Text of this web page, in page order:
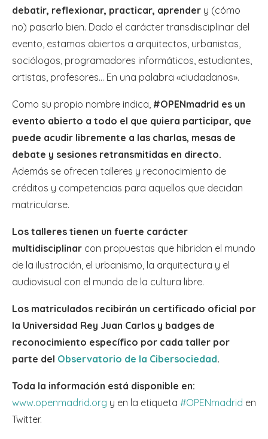
debatir, reflexionar, practicar, aprender y (cómo
no) pasarlo bien. Dado el carácter transdisciplinar del
evento, estamos abiertos a arquitectos, urbanistas,
sociólogos, programadores informáticos, estudiantes,
artistas, profesores… En una palabra «ciudadanos».
Como su propio nombre indica, #OPENmadrid es un
evento abierto a todo el que quiera participar, que
puede acudir libremente a las charlas, mesas de
debate y sesiones retransmitidas en directo.
Además se ofrecen talleres y reconocimiento de
créditos y competencias para aquellos que decidan
matricularse.
Los talleres tienen un fuerte carácter
multidisciplinar con propuestas que hibridan el mundo
de la ilustración, el urbanismo, la arquitectura y el
audiovisual con el mundo de la cultura libre.
Los matriculados recibirán un certificado oficial por
la Universidad Rey Juan Carlos y badges de
reconocimiento específico por cada taller por
parte del Observatorio de la Cibersociedad.
Toda la información está disponible en:
www.openmadrid.org y en la etiqueta #OPENmadrid en
Twitter.